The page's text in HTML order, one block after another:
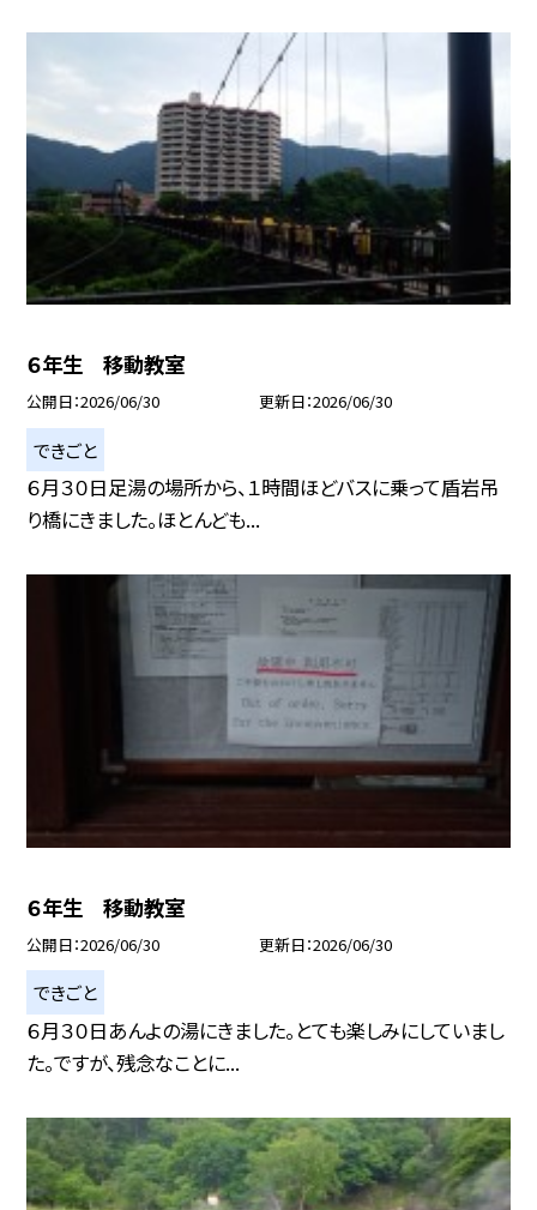
６年生 移動教室
公開日 2026/06/30 更新日 2026/06/30
できごと
６月３０日足湯の場所から、１時間ほどバスに乗って盾岩吊
り橋にきました。ほとんども...
６年生 移動教室
公開日 2026/06/30 更新日 2026/06/30
できごと
６月３０日あんよの湯にきました。とても楽しみにしていまし
た。ですが、残念なことに...